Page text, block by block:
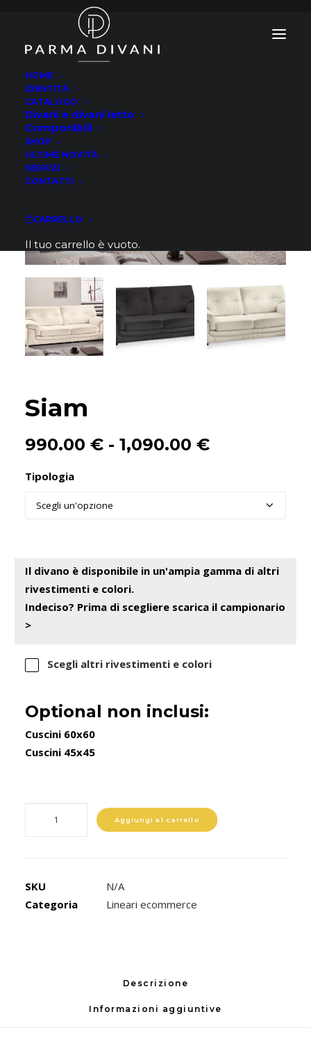
HOME
IDENTITÀ
CATALOGO
Divani e divani letto
Componibili
SHOP
ULTIME NOVITÀ
SERVIZI
CONTATTI
CARRELLO
Il tuo carrello è vuoto.
Siam
990.00 € - 1,090.00 €Fascia
Tipologia
Il divano è disponibile in un'ampia gamma di altri
rivestimenti e colori.
Indeciso? Prima di scegliere scarica il campionario
>
Scegli altri rivestimenti e colori
Optional non inclusi:
Cuscini 60x60
Cuscini 45x45
Aggiungi al carrello
SKU
N/A
Categoria
Lineari ecommerce
Descrizione
Informazioni aggiuntive